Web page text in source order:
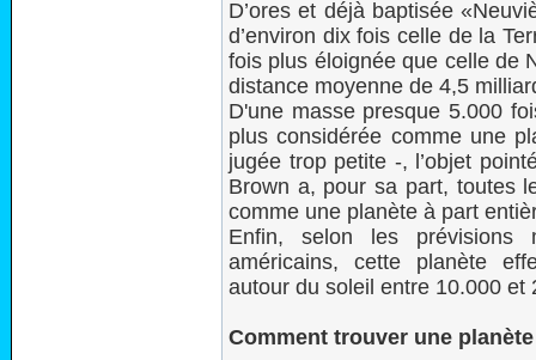
D’ores et déjà baptisée
d’environ dix fois celle de la
fois plus éloignée que celle de
distance moyenne de 4,5
D'une masse presque 5.000
plus considérée comme une
jugée trop petite -, l’objet
Brown a, pour sa part, toutes
comme une planète à part
Enfin, selon les prévisions
américains, cette planète
autour du soleil entre 10.000 et
Comment trouver une